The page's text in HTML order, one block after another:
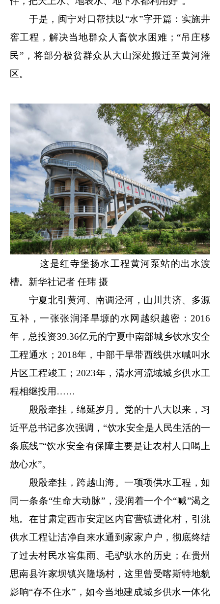
于是，闽宁对口帮扶以“水”字开篇：实施井
窖工程，解决当地群众人畜饮水困难；“吊庄移
民”，将部分极贫群众从大山深处搬迁至黄河灌
区。
这是红寺堡扬水工程黄河泵站的出水渡
槽。新华社记者 任玮 摄
宁夏北引黄河、南调泾河，山川共济、多源
互补，一张张润泽旱塬的水网越织越密：2016
年，总投资39.36亿元的宁夏中南部城乡饮水安全
工程通水；2018年，中部干旱带西线供水喊叫水
片区工程竣工；2023年，清水河流域城乡供水工
程相继投用……
殷殷牵挂，绵延岁月。党的十八大以来，习
近平总书记多次强调，“饮水安全是人民生活的一
条底线”“饮水安全有保障主要是让农村人口喝上
放心水”。
殷殷牵挂，跨越山海。一项项供水工程，如
同一条条“生命大动脉”，浸润着一个个“喊”渴之
地。在甘肃定西市安定区内官营镇进化村，引洮
供水工程让洁净自来水通到家家户户，彻底终结
了过去村民水窖集雨、毛驴驮水的历史；在贵州
思南县许家坝镇兴隆场村，这里曾受喀斯特地貌
影响“存不住水”，如今当地建成城乡供水一体化